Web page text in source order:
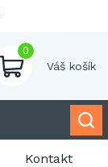
0
Váš košík
Kontakt